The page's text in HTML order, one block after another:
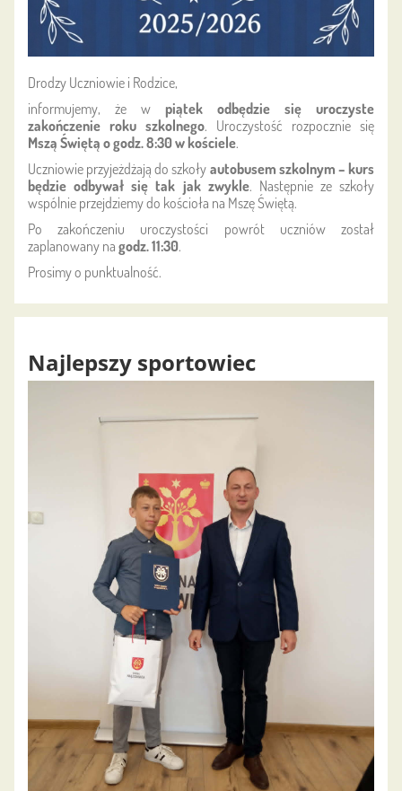
Drodzy Uczniowie i Rodzice,
informujemy, że w piątek odbędzie się uroczyste
zakończenie roku szkolnego. Uroczystość rozpocznie się
Mszą Świętą o godz. 8:30 w kościele.
Uczniowie przyjeżdżają do szkoły autobusem szkolnym – kurs
będzie odbywał się tak jak zwykle. Następnie ze szkoły
wspólnie przejdziemy do kościoła na Mszę Świętą.
Po zakończeniu uroczystości powrót uczniów został
zaplanowany na godz. 11:30.
Prosimy o punktualność.
Najlepszy sportowiec